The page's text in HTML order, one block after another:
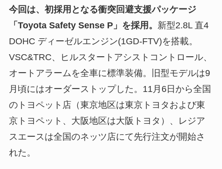
今回は、初採用となる衝突回避支援パッケージ
「Toyota Safety Sense P」を採用。 新型2.8L 直4
DOHC ディーゼルエンジン(1GD-FTV)を搭載。
VSC&TRC、ヒルスタートアシストコントロール、
オートアラームを全車に標準装備。旧型モデルは9
月頃にはオーダーストップした。11月6日から全国
のトヨペット店（東京地区は東京トヨタおよび東
京トヨペット、大阪地区は大阪トヨタ）、レジア
スエースは全国のネッツ店にて先行注文が開始さ
れた。